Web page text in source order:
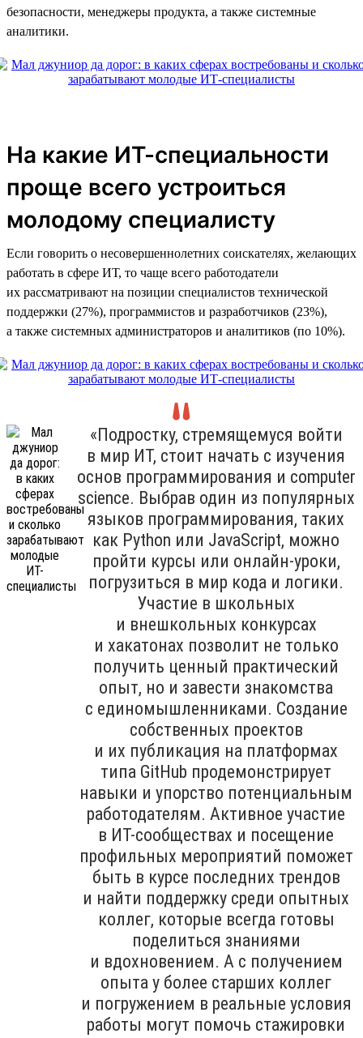
безопасности, менеджеры продукта, а также системные
аналитики.
На какие ИТ-специальности
проще всего устроиться
молодому специалисту
Если говорить о несовершеннолетних соискателях, желающих
работать в сфере ИТ, то чаще всего работодатели
их рассматривают на позиции специалистов технической
поддержки (27%), программистов и разработчиков (23%),
а также системных администраторов и аналитиков (по 10%).
«Подростку, стремящемуся войти
в мир ИТ, стоит начать с изучения
основ программирования и computer
science. Выбрав один из популярных
языков программирования, таких
как Python или JavaScript, можно
пройти курсы или онлайн-уроки,
погрузиться в мир кода и логики.
Участие в школьных
и внешкольных конкурсах
и хакатонах позволит не только
получить ценный практический
опыт, но и завести знакомства
с единомышленниками. Создание
собственных проектов
и их публикация на платформах
типа GitHub продемонстрирует
навыки и упорство потенциальным
работодателям. Активное участие
в ИТ-сообществах и посещение
профильных мероприятий поможет
быть в курсе последних трендов
и найти поддержку среди опытных
коллег, которые всегда готовы
поделиться знаниями
и вдохновением. А с получением
опыта у более старших коллег
и погружением в реальные условия
работы могут помочь стажировки